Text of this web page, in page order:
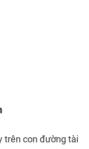
trên con đường tài